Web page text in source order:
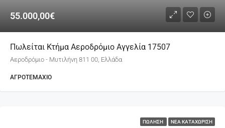
55.000,00€
Πωλείται Κτήμα Αεροδρόμιο Αγγελία 17507
Αεροδρόμιο - Μυτιλήνη 811 00, Ελλάδα
ΑΓΡΟΤΕΜΆΧΙΟ
ΠΏΛΗΣΗ ΝΈΑ ΚΑΤΑΧΏΡΙΣΗ